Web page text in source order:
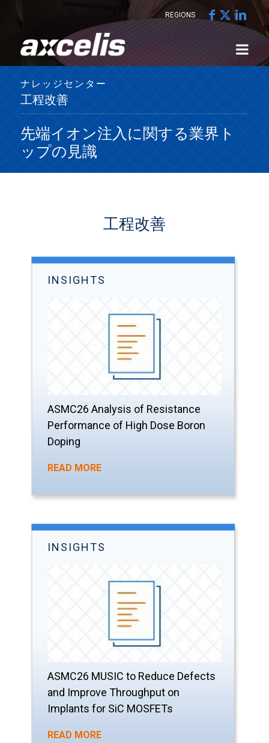
REGIONS
ナレッジセンター
工程改善
先端イオン注入に関する業界ト
ップの見識
工程改善
INSIGHTS
ASMC26 Analysis of Resistance
Performance of High Dose Boron
Doping
READ MORE
INSIGHTS
ASMC26 MUSIC to Reduce Defects
and Improve Throughput on
Implants for SiC MOSFETs
READ MORE